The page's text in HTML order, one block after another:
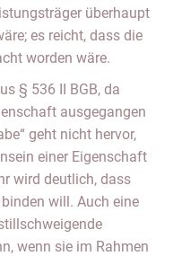
überhaupt
es reicht, dass die
worden wäre.
§ 536 II BGB, da
ausgegangen
geht nicht hervor,
einer Eigenschaft
wird deutlich, dass
will. Auch eine
wenn sie im Rahmen